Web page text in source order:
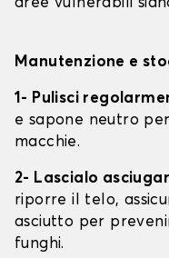
aree vulnerabili
Manutenzione e
1- Pulisci
e sapone neutro
macchie.
2- Lascialo
riporre il telo,
asciutto per
funghi.